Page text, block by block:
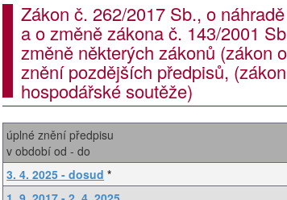
Zákon č. 262/2017 Sb., o
a o změně zákona č. 143/2001
změně některých zákonů (zákon
znění pozdějších předpisů,
hospodářské soutěže)
úplné znění předpisu
v období od - do
3. 4. 2025 - dosud *